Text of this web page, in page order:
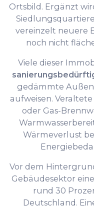
Ortsbild. Ergänzt
vereinzelt neuere
noch nicht
Viele dieser
gedämmte
aufweisen.
oder Gas-
Wärmeverlust
Vor dem
Gebäudesektor
rund 30
Deutschland.